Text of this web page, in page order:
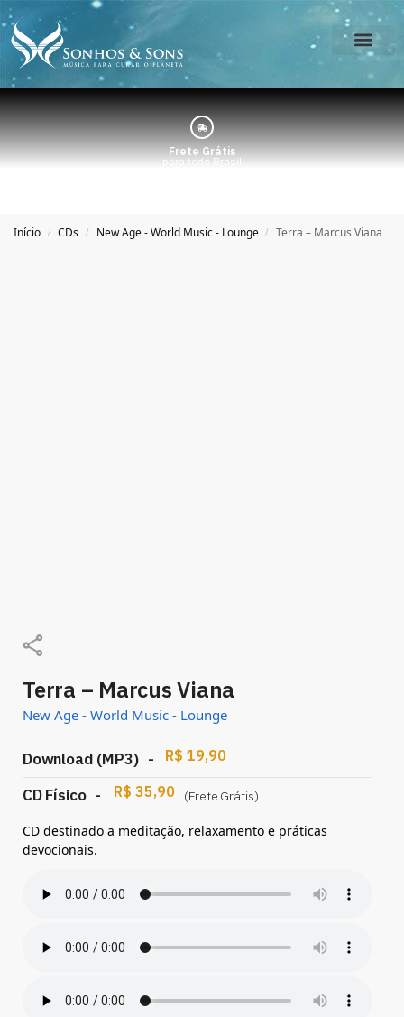
Frete Grátis
para todo Brasil
Início / CDs / New Age - World Music - Lounge / Terra – Marcus Viana
Terra – Marcus Viana
New Age - World Music - Lounge
avaliar
Download (MP3) - R$ 19,90
CD Físico - R$ 35,90 (Frete Grátis)
CD destinado a meditação, relaxamento e práticas
devocionais.